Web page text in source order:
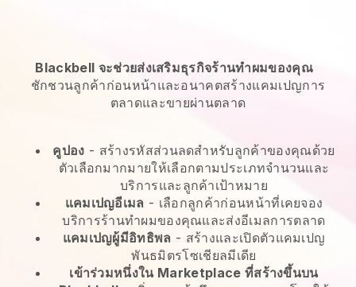
Blackbell จะช่วยส่งเสริมธุรกิจร้านทำผมของคุณ
ชักชวนลูกค้าก่อนหน้าและอนาคตสร้างแคมเปญการ
ตลาดและขายผ่านตลาด
คูปอง - สร้างรหัสส่วนลดสำหรับลูกค้าของคุณด้วย
ตัวเลือกมากมายให้เลือกตามประเภทจำนวนและ
บริการและลูกค้าเป้าหมาย
แคมเปญอีเมล - เลือกลูกค้าก่อนหน้าที่เคยจอง
บริการร้านทำผมของคุณและส่งอีเมลการตลาด
แคมเปญผู้มีอิทธิพล - สร้างและเปิดตัวแคมเปญ
พันธมิตรโซเชียลมีเดีย
เข้าร่วมหนึ่งใน Marketplace ที่สร้างขึ้นบน